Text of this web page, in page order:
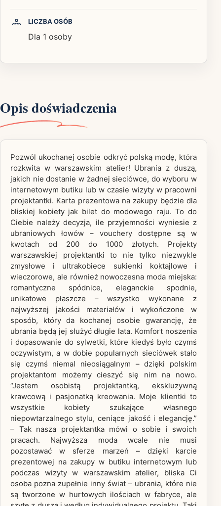
LICZBA OSÓB
Dla 1 osoby
Opis doświadczenia
Pozwól ukochanej osobie odkryć polską modę, która
rozkwita w warszawskim atelier! Ubrania z duszą,
jakich nie dostanie w żadnej sieciówce, do wyboru w
internetowym butiku lub w czasie wizyty w pracowni
projektantki. Karta prezentowa na zakupy będzie dla
bliskiej kobiety jak bilet do modowego raju. To do
Ciebie należy decyzja, ile przyjemności wyniesie z
ubraniowych łowów – vouchery dostępne są w
kwotach od 200 do 1000 złotych. Projekty
warszawskiej projektantki to nie tylko niezwykle
zmysłowe i ultrakobiece sukienki koktajlowe i
wieczorowe, ale również nowoczesna moda miejska:
romantyczne spódnice, eleganckie spodnie,
unikatowe płaszcze – wszystko wykonane z
najwyższej jakości materiałów i wykończone w
sposób, który da kochanej osobie gwarancję, że
ubrania będą jej służyć długie lata. Komfort noszenia
i dopasowanie do sylwetki, które kiedyś było czymś
oczywistym, a w dobie popularnych sieciówek stało
się czymś niemal nieosiągalnym – dzięki polskim
projektantom możemy cieszyć się nim na nowo.
“Jestem osobistą projektantką, ekskluzywną
krawcową i pasjonatką kreowania. Moje klientki to
wszystkie kobiety szukające własnego
niepowtarzalnego stylu, ceniące jakość i elegancję.”
– Tak nasza projektantka mówi o sobie i swoich
pracach. Najwyższa moda wcale nie musi
pozostawać w sferze marzeń – dzięki karcie
prezentowej na zakupy w butiku internetowym lub
podczas wizyty w warszawskim atelier, bliska Ci
osoba pozna zupełnie inny świat – ubrania, które nie
są tworzone w hurtowych ilościach w fabryce, ale